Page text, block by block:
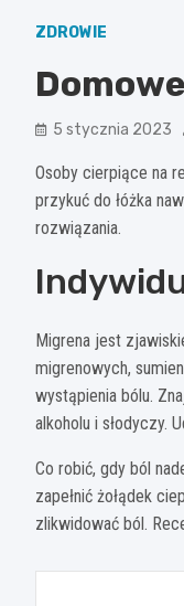
ZDROWIE
5 stycznia 2023
Osoby cierpiące na
przykuć do łóżka
rozwiązania.
Migrena jest
migrenowych,
wystąpienia bólu.
alkoholu i słodyczy.
Co robić, gdy ból
zapełnić żołądek
zlikwidować ból.